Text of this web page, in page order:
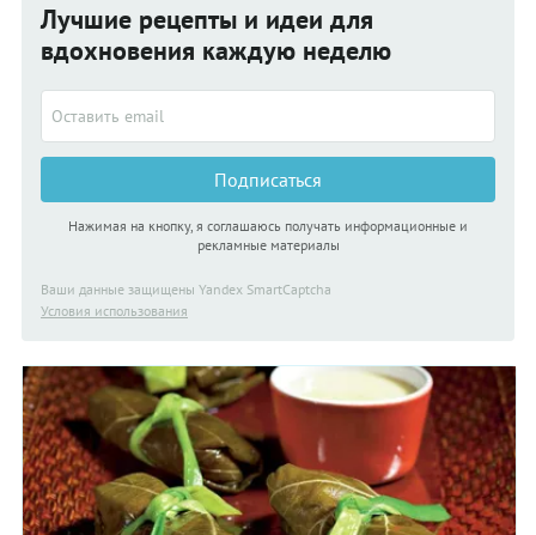
Лучшие рецепты и идеи для
вдохновения каждую неделю
Подписаться
Нажимая на кнопку, я соглашаюсь получать информационные и
рекламные материалы
Ваши данные защищены Yandex SmartCaptcha
Условия использования